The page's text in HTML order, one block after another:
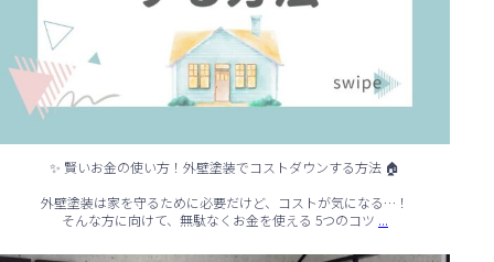
✨ 賢いお金の使い方！外壁塗装でコストダウンする方法 🏠
外壁塗装は家を守るために必要だけど、コストが気になる…！
そんな方に向けて、無駄なくお金を使える 5つのコツ ...